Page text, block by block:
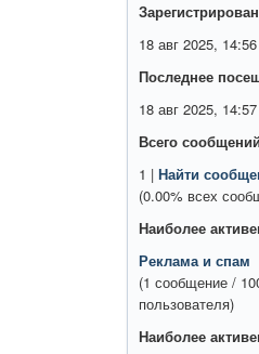
18 авг 2025, 14:56
Последнее
18 авг 2025, 14:57
Всего
1 |Найти
(0.00% всех
Наиболее
Реклама и спам
(1 сообщение /
пользователя)
Наиболее